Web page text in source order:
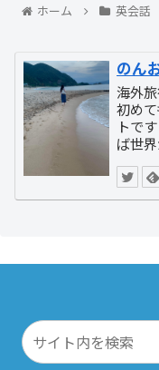
ホーム 英会話
のん
海外
初め
トで
ば世